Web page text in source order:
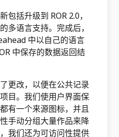
包括升级到 ROR 2.0，
多语言支持。完成后，
中以自己的语言
中保存的数据返回结
更改，以便在公共记录
目。我们使用户界面保
有一个来源图标，并且
手动分组大量作品来降
我们还为可​​访问性提供